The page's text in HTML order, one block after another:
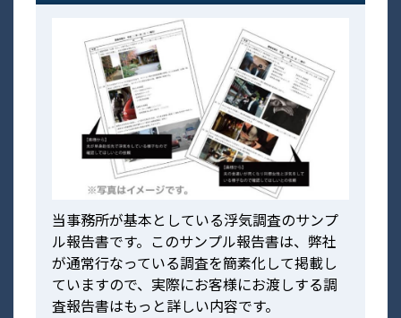
当事務所が基本としている浮気調査のサンプ
ル報告書です。このサンプル報告書は、弊社
が通常行なっている調査を簡素化して掲載し
ていますので、実際にお客様にお渡しする調
査報告書はもっと詳しい内容です。